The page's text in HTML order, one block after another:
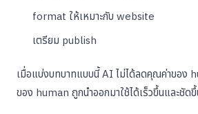
format ให้เหมาะกับ website
เตรียม publish
เมื่อแบ่งบทบาทแบบนี้ AI ไม่ได้ลดคุณค่าของ
ของ human ถูกนำออกมาใช้ได้เร็วขึ้นและชัด